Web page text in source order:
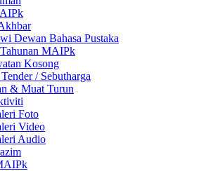
Dewan Bahasa Pustaka
MAIPk
Kosong
/ Sebutharga
& Muat Turun
Foto
Video
Audio